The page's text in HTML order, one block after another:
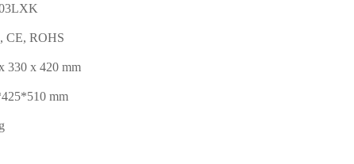
CE, ROHS
330 x 420 mm
mm